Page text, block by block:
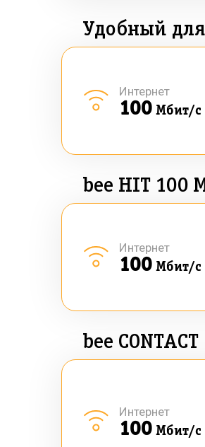
Удобный
100 Мбит/с
Интернет
bee HIT 100
100 Мбит/с
Интернет
bee
100 Мбит/с
Интернет